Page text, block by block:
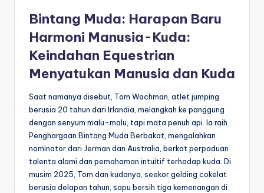
Bintang Muda: Harapan Baru
Harmoni Manusia-Kuda:
Keindahan Equestrian
Menyatukan Manusia dan Kuda
Saat namanya disebut, Tom Wachman, atlet jumping
berusia 20 tahun dari Irlandia, melangkah ke panggung
dengan senyum malu-malu, tapi mata penuh api. Ia raih
Penghargaan Bintang Muda Berbakat, mengalahkan
nominator dari Jerman dan Australia, berkat perpaduan
talenta alami dan pemahaman intuitif terhadap kuda. Di
musim 2025, Tom dan kudanya, seekor gelding cokelat
berusia delapan tahun, sapu bersih tiga kemenangan di